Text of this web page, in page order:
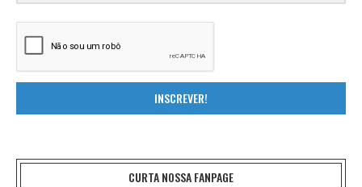
INSCREVER!
CURTA NOSSA FANPAGE